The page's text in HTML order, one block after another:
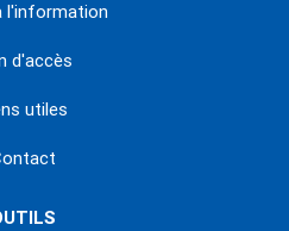
l'information
d'accès
utiles